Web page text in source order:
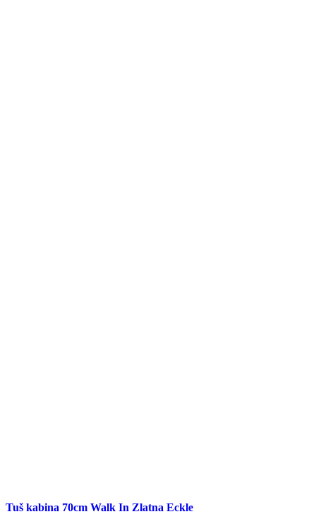
Tuš kabina 70cm Walk In Zlatna Eckle